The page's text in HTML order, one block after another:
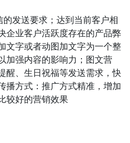
发送要求；达到当前客户相
企业客户活跃度存在的产品弊
文字或者动图加文字为一个整
加强内容的影响力；图文营
醒、生日祝福等发送需求，快
播方式：推广方式精准，增加
较好的营销效果